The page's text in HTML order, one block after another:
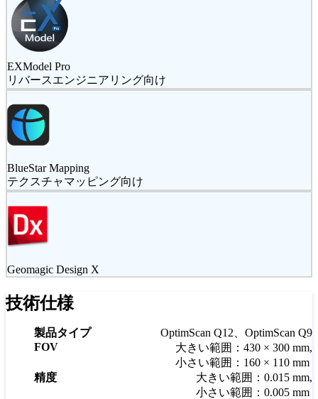
EXModel Pro
リバースエンジニアリング向け
BlueStar Mapping
テクスチャマッピング向け
Geomagic Design X
技術仕様
製品タイプ
OptimScan Q12、OptimScan Q9
FOV
大きい範囲：430 × 300 mm,
小さい範囲：160 × 110 mm
精度
大きい範囲：0.015 mm,
小さい範囲：0.005 mm